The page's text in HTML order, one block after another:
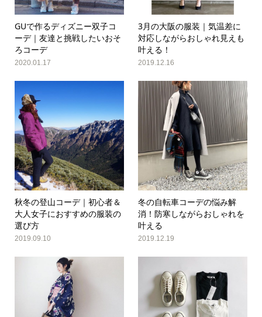
GUで作るディズニー双子コ
ーデ｜友達と挑戦したいおそ
ろコーデ
2020.01.17
3月の大阪の服装｜気温差に
対応しながらおしゃれ見えも
叶える！
2019.12.16
秋冬の登山コーデ｜初心者＆
大人女子におすすめの服装の
選び方
2019.09.10
冬の自転車コーデの悩み解
消！防寒しながらおしゃれを
叶える
2019.12.19